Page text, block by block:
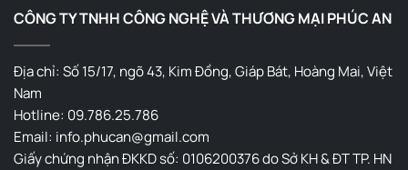
CÔNG TY TNHH CÔNG NGHỆ VÀ THƯƠNG MẠI PHÚC AN
Địa chỉ: Số 15/17, ngõ 43, Kim Đồng, Giáp Bát, Hoàng Mai, Việt
Nam
Hotline: 09.786.25.786
Email: info.phucan@gmail.com
Giấy chứng nhận ĐKKD số: 0106200376 do Sở KH & ĐT TP. HN